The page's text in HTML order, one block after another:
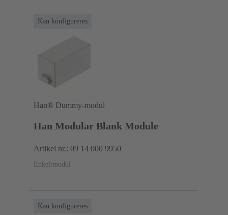
Kan konfigureres
Han® Dummy-modul
Han Modular Blank Module
Artikel nr.: 09 14 000 9950
Enkeltmodul
Kan konfigureres